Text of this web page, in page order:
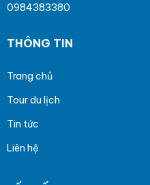
0984383380
THÔNG TIN
Trang chủ
Tour du lịch
Tin tức
Liên hệ